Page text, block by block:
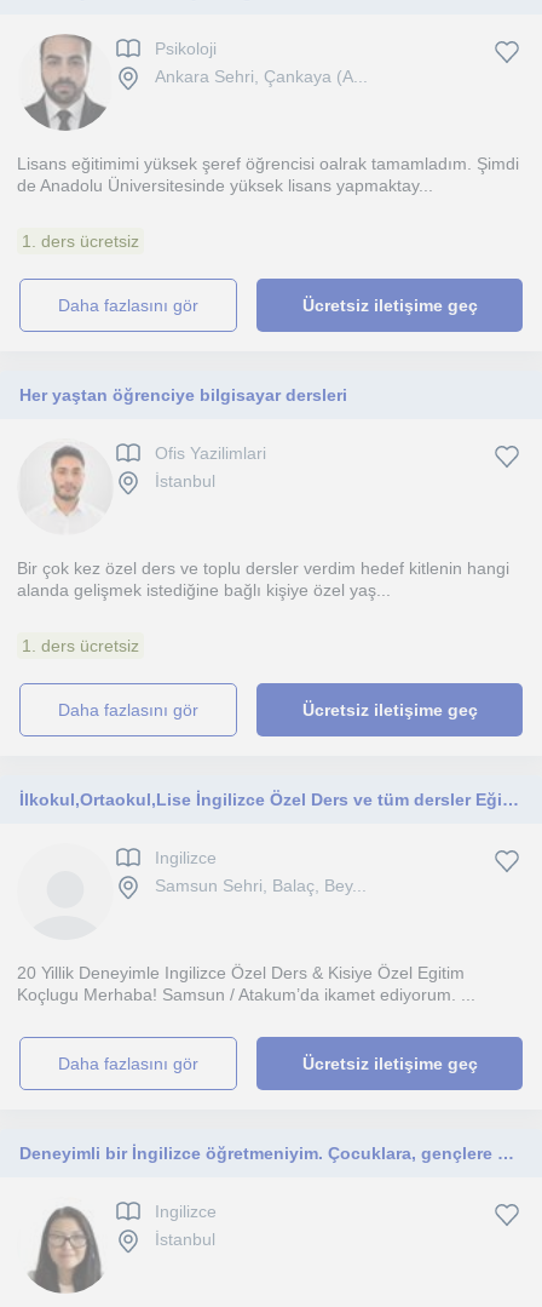
Psikoloji
Ankara Sehri, Çankaya (A...
Lisans eğitimimi yüksek şeref öğrencisi oalrak tamamladım. Şimdi
de Anadolu Üniversitesinde yüksek lisans yapmaktay...
1. ders ücretsiz
daha fazlasını gör Ücretsiz iletişime geç
Her yaştan öğrenciye bilgisayar dersleri
Ofis Yazilimlari
İstanbul
Bir çok kez özel ders ve toplu dersler verdim hedef kitlenin hangi
alanda gelişmek istediğine bağlı kişiye özel yaş...
1. ders ücretsiz
daha fazlasını gör Ücretsiz iletişime geç
İlkokul,Ortaokul,Lise İngilizce Özel Ders ve tüm dersler Eğitim Koçluğunu
Ingilizce
Samsun Sehri, Balaç, Bey...
20 Yillik Deneyimle Ingilizce Özel Ders & Kisiye Özel Egitim
Koçlugu Merhaba! Samsun / Atakum’da ikamet ediyorum. ...
daha fazlasını gör Ücretsiz iletişime geç
Deneyimli bir İngilizce öğretmeniyim. Çocuklara, gençlere ve yetişkinlere online, seviyelerine uygun İngilizce dersleri veriyorum
Ingilizce
İstanbul